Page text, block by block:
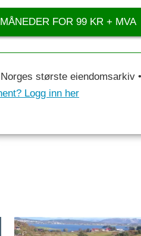
FOR 99 KR + MVA
største eiendomsarkiv
Logg inn her